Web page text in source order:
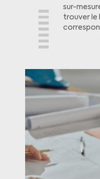
sur-
trouver le